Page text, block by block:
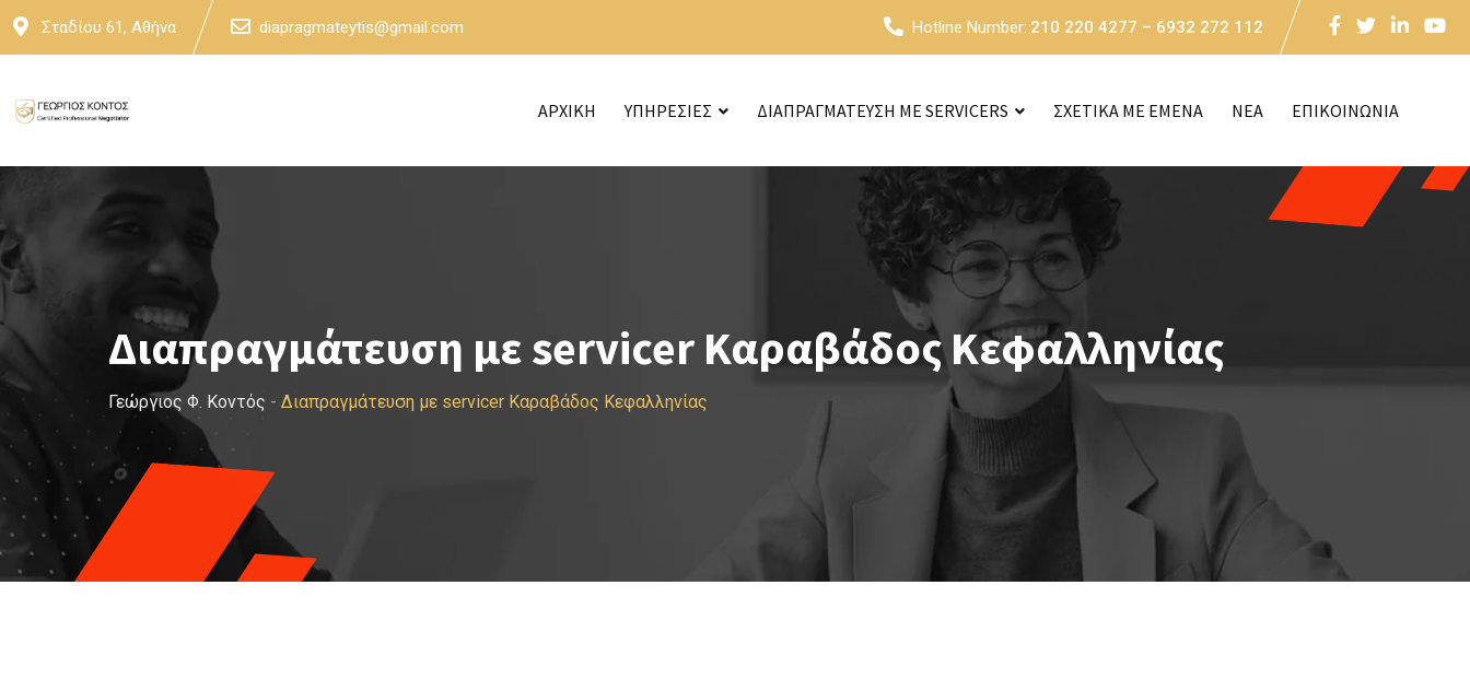
Skip
Σταδίου 61, Αθήνα diapragmateytis@gmail.com Hotline Number: 210 220 4277 – 6932 272 112
ΑΡΧΙΚΗ ΥΠΗΡΕΣΙΕΣ ΔΙΑΠΡΑΓΜΑΤΕΥΣΗ ΜΕ SERVICERS ΣΧΕΤΙΚΑ ΜΕ ΕΜΕΝΑ NEA ΕΠΙΚΟΙΝΩΝΙΑ
Διαπραγμάτευση με servicer Καραβάδος Κεφαλληνίας
Γεώργιος Φ. Κοντός - Διαπραγμάτευση με servicer Καραβάδος Κεφαλληνίας